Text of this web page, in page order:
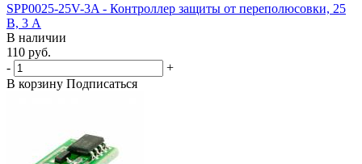
SPP0025-25V-3A - Контроллер защиты от переполюсовки, 25
В, 3 А
В наличии
110 руб.
-
+
В корзину Подписаться